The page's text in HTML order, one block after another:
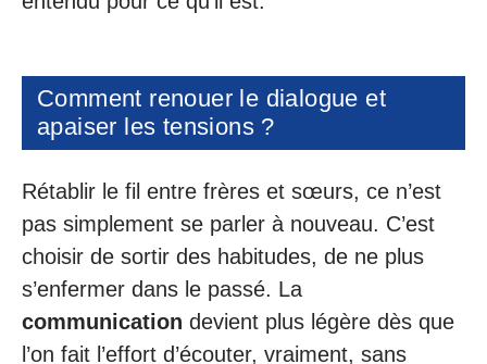
Comment renouer le dialogue et
apaiser les tensions ?
Rétablir le fil entre frères et sœurs, ce n’est
pas simplement se parler à nouveau. C’est
choisir de sortir des habitudes, de ne plus
s’enfermer dans le passé. La
communication devient plus légère dès que
l’on fait l’effort d’écouter, vraiment, sans